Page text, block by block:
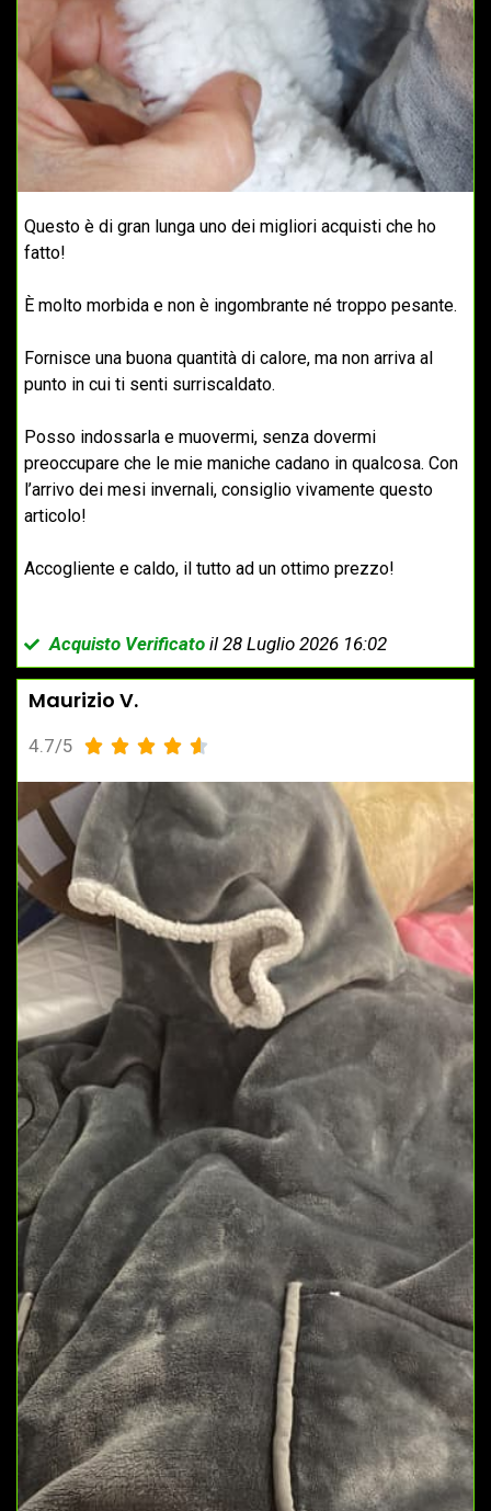
Questo è di gran lunga uno dei migliori acquisti che ho
fatto!
È molto morbida e non è ingombrante né troppo pesante.
Fornisce una buona quantità di calore, ma non arriva al
punto in cui ti senti surriscaldato.
Posso indossarla e muovermi, senza dovermi
preoccupare che le mie maniche cadano in qualcosa. Con
l’arrivo dei mesi invernali, consiglio vivamente questo
articolo!
Accogliente e caldo, il tutto ad un ottimo prezzo!
Acquisto Verificatoil 28 Luglio 2026 16:02
Maurizio V.
4.7/5     